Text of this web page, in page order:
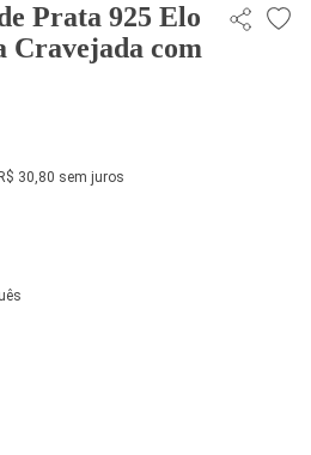
Prata 925 Elo
Cravejada com
30,80 sem juros